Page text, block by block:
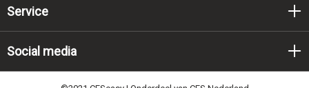
Service
Social media